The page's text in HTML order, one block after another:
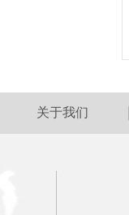
关于我们